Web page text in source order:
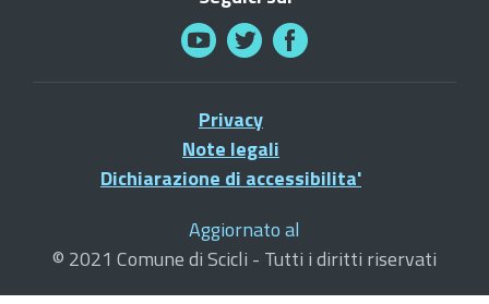
Privacy
Note legali
Dichiarazione di accessibilita'
Aggiornato al
© 2021 Comune di Scicli - Tutti i diritti riservati